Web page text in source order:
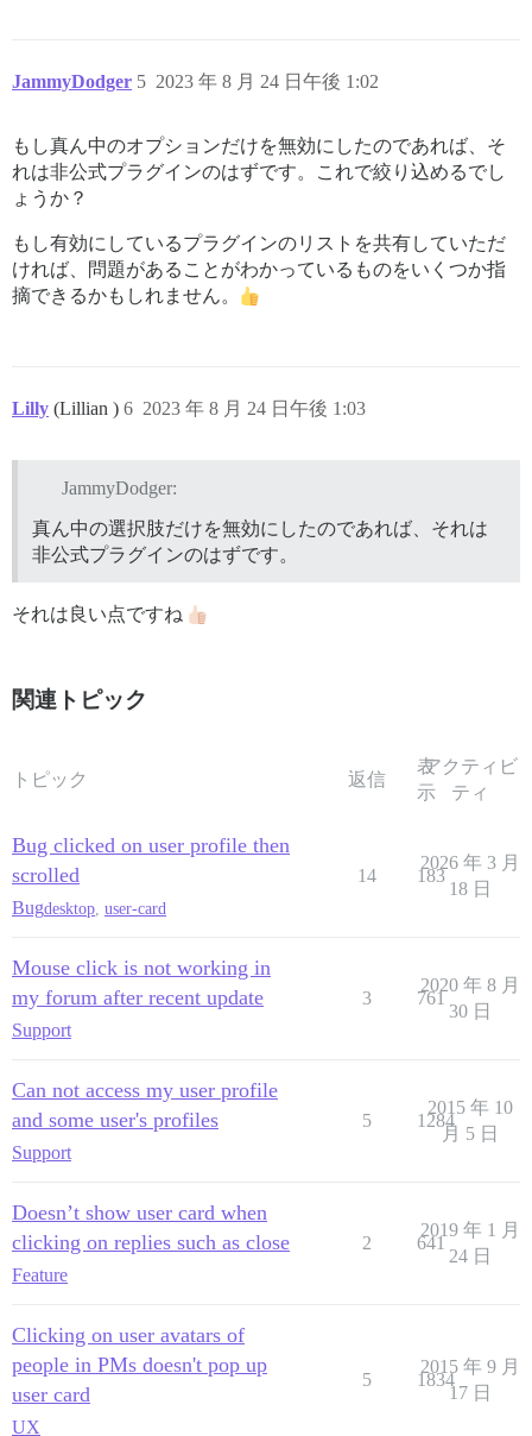
JammyDodger 2023 年 8 月 24 日午後 1:02
5
もし真ん中のオプションだけを無効にしたのであれば、そ
れは非公式プラグインのはずです。これで絞り込めるでし
ょうか？
もし有効にしているプラグインのリストを共有していただ
ければ、問題があることがわかっているものをいくつか指
摘できるかもしれません。
Lilly (Lillian ) 2023 年 8 月 24 日午後 1:03
6
JammyDodger:
真ん中の選択肢だけを無効にしたのであれば、それは
非公式プラグインのはずです。
それは良い点ですね
関連トピック
トピック 返信
表
示
アクティビ
ティ
Bug clicked on user profile then
scrolled
Bugdesktop user-card
14 183
2026 年 3 月
18 日
Mouse click is not working in
my forum after recent update
Support
3 761
2020 年 8 月
30 日
Can not access my user profile
and some user's profiles
Support
5 1284
2015 年 10
月 5 日
Doesn’t show user card when
clicking on replies such as close
Feature
2 641
2019 年 1 月
24 日
Clicking on user avatars of
people in PMs doesn't pop up
user card
UX
5 1834
2015 年 9 月
17 日